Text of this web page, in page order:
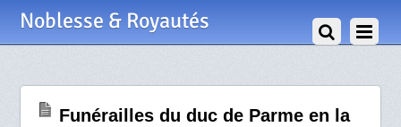
Noblesse & Royautés
Funérailles du duc de Parme en la